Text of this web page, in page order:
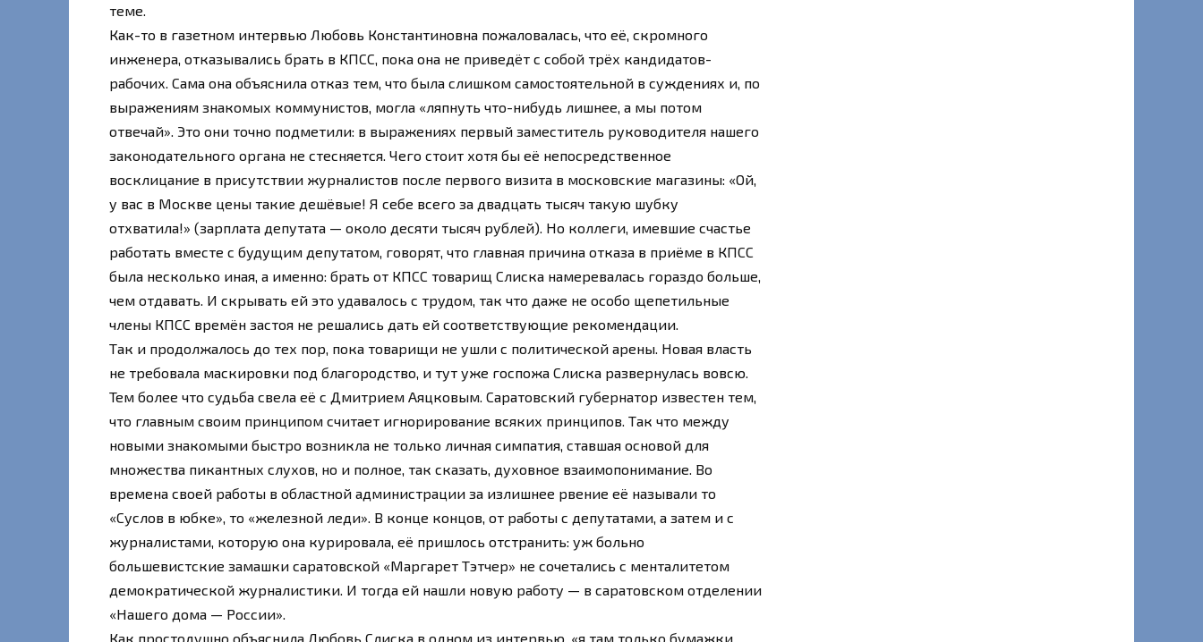
теме.
Как-то в газетном интервью Любовь Константиновна пожаловалась, что её, скромного
инженера, отказывались брать в КПСС, пока она не приведёт с собой трёх кандидатов-
рабочих. Сама она объяснила отказ тем, что была слишком самостоятельной в суждениях и, по
выражениям знакомых коммунистов, могла «ляпнуть что-нибудь лишнее, а мы потом
отвечай». Это они точно подметили: в выражениях первый заместитель руководителя нашего
законодательного органа не стесняется. Чего стоит хотя бы её непосредственное
восклицание в присутствии журналистов после первого визита в московские магазины: «Ой,
у вас в Москве цены такие дешёвые! Я себе всего за двадцать тысяч такую шубку
отхватила!» (зарплата депутата — около десяти тысяч рублей). Но коллеги, имевшие счастье
работать вместе с будущим депутатом, говорят, что главная причина отказа в приёме в КПСС
была несколько иная, а именно: брать от КПСС товарищ Слиска намеревалась гораздо больше,
чем отдавать. И скрывать ей это удавалось с трудом, так что даже не особо щепетильные
члены КПСС времён застоя не решались дать ей соответствующие рекомендации.
Так и продолжалось до тех пор, пока товарищи не ушли с политической арены. Новая власть
не требовала маскировки под благородство, и тут уже госпожа Слиска развернулась вовсю.
Тем более что судьба свела её с Дмитрием Аяцковым. Саратовский губернатор известен тем,
что главным своим принципом считает игнорирование всяких принципов. Так что между
новыми знакомыми быстро возникла не только личная симпатия, ставшая основой для
множества пикантных слухов, но и полное, так сказать, духовное взаимопонимание. Во
времена своей работы в областной администрации за излишнее рвение её называли то
«Суслов в юбке», то «железной леди». В конце концов, от работы с депутатами, а затем и с
журналистами, которую она курировала, её пришлось отстранить: уж больно
большевистские замашки саратовской «Маргарет Тэтчер» не сочетались с менталитетом
демократической журналистики. И тогда ей нашли новую работу — в саратовском отделении
«Нашего дома — России».
Как простодушно объяснила Любовь Слиска в одном из интервью, «я там только бумажки